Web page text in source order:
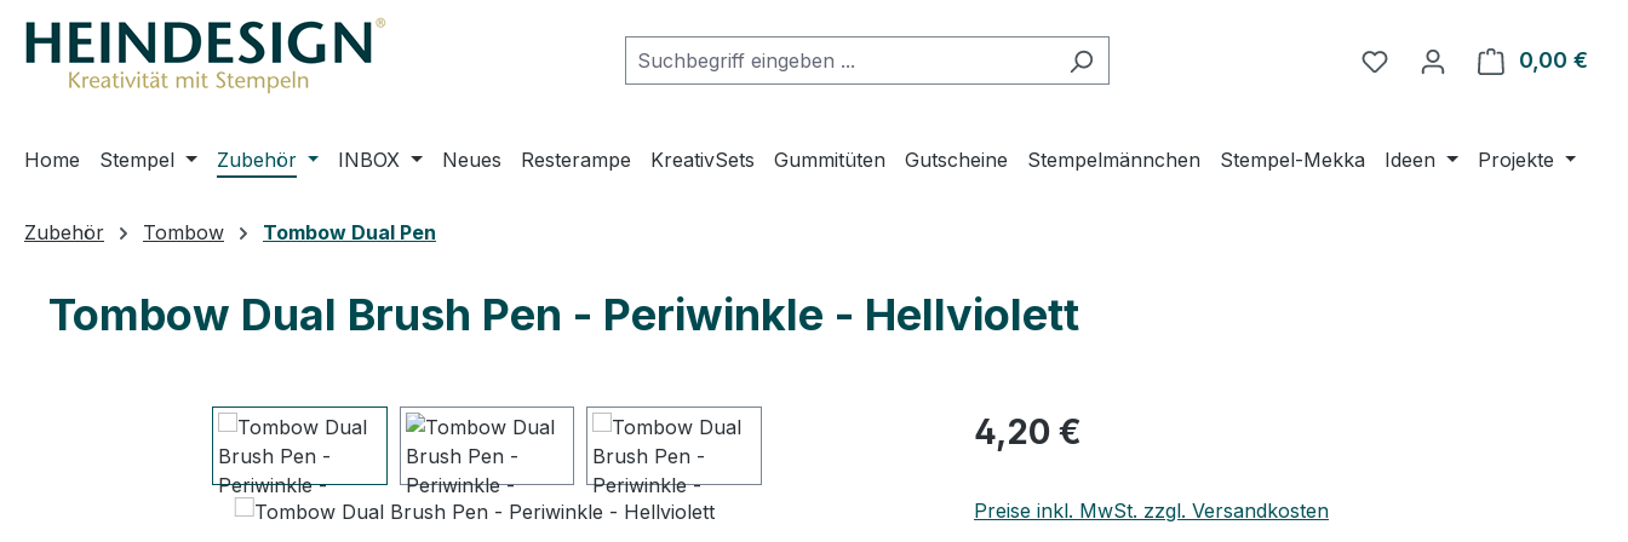
Hauptinhalt springen
Zur Suche springen
Zur Hauptnavigation springen
Du hast 0 Produkte auf
0,00 €
Home Stempel Zubehör INBOX Neues Resterampe KreativSets Gummitüten Gutscheine Stempelmännchen Stempel-Mekka Ideen Projekte
Zubehör Tombow Tombow Dual Pen
Tombow Dual Brush Pen - Periwinkle - Hellviolett
Regulärer Preis:
4,20 €
Preise inkl. MwSt. zzgl. Versandkosten